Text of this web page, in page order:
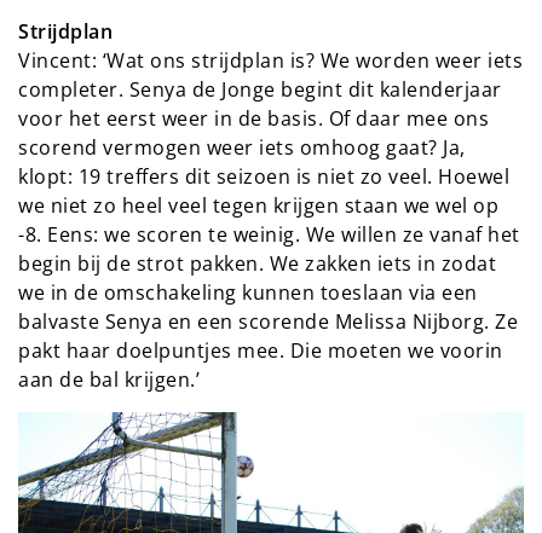
Strijdplan
Vincent: ‘Wat ons strijdplan is? We worden weer iets
completer. Senya de Jonge begint dit kalenderjaar
voor het eerst weer in de basis. Of daar mee ons
scorend vermogen weer iets omhoog gaat? Ja,
klopt: 19 treffers dit seizoen is niet zo veel. Hoewel
we niet zo heel veel tegen krijgen staan we wel op
-8. Eens: we scoren te weinig. We willen ze vanaf het
begin bij de strot pakken. We zakken iets in zodat
we in de omschakeling kunnen toeslaan via een
balvaste Senya en een scorende Melissa Nijborg. Ze
pakt haar doelpuntjes mee. Die moeten we voorin
aan de bal krijgen.’